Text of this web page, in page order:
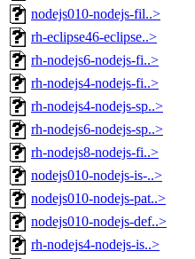
nodejs010-nodejs-fil..>
rh-eclipse46-eclipse..>
rh-nodejs6-nodejs-fi..>
rh-nodejs4-nodejs-fi..>
rh-nodejs4-nodejs-sp..>
rh-nodejs6-nodejs-sp..>
rh-nodejs8-nodejs-fi..>
nodejs010-nodejs-is-..>
nodejs010-nodejs-pat..>
nodejs010-nodejs-def..>
rh-nodejs4-nodejs-is..>